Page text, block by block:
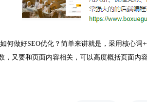
何做好SEO优化？简单来讲就是，采用核心词 +
，又要和页面内容相关，可以高度概括页面